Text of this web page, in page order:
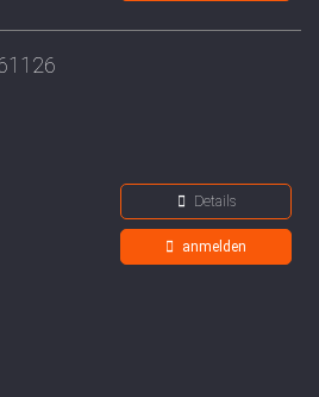
Details
anmelden